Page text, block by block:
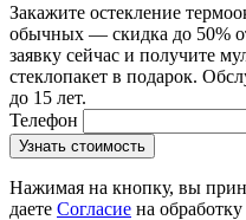
Закажите остекление
обычных — скидка до 50%
заявку сейчас и получите
стеклопакет в подарок.
до 15 лет.
Телефон
Узнать стоимость
Нажимая на кнопку, вы
даете Согласие на